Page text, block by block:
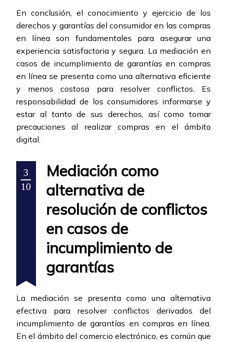
En conclusión, el conocimiento y ejercicio de los
derechos y garantías del consumidor en las compras
en línea son fundamentales para asegurar una
experiencia satisfactoria y segura. La mediación en
casos de incumplimiento de garantías en compras
en línea se presenta como una alternativa eficiente
y menos costosa para resolver conflictos. Es
responsabilidad de los consumidores informarse y
estar al tanto de sus derechos, así como tomar
precauciones al realizar compras en el ámbito
digital.
3
10
Mediación como
alternativa de
resolución de conflictos
en casos de
incumplimiento de
garantías
La mediación se presenta como una alternativa
efectiva para resolver conflictos derivados del
incumplimiento de garantías en compras en línea.
En el ámbito del comercio electrónico, es común que